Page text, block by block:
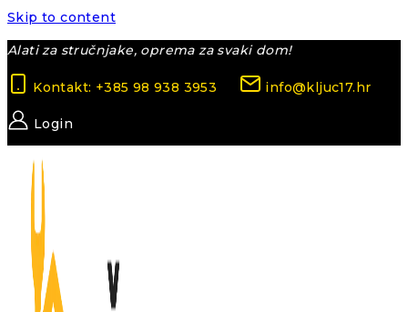
Skip to content
Alati za stručnjake, oprema za svaki dom!
Kontakt: +385 98 938 3953 info@kljuc17.hr
Login